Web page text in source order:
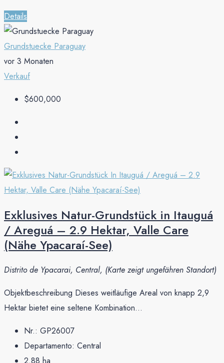
Details
Grundstuecke Paraguay
vor 3 Monaten
Verkauf
$600,000
Exklusives Natur-Grundstück in Itauguá
/ Areguá – 2.9 Hektar, Valle Care
(Nähe Ypacaraí-See)
Distrito de Ypacarai, Central, (Karte zeigt ungefähren Standort)
Objektbeschreibung Dieses weitläufige Areal von knapp 2,9
Hektar bietet eine seltene Kombination...
Nr.: GP26007
Departamento: Central